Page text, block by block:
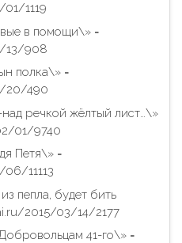
1119
в помощи\» =
13/908
полка\» =
20/490
речкой жёлтый лист…\»
01/9740
Петя\» =
11113
пепла, будет бить
2015/03/14/2177
41-го\» =